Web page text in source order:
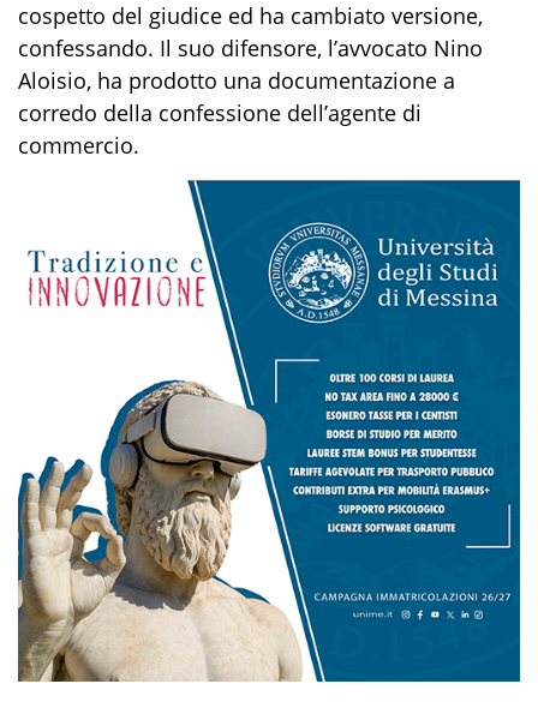
cospetto del giudice ed ha cambiato versione,
confessando. Il suo difensore, l’avvocato Nino
Aloisio, ha prodotto una documentazione a
corredo della confessione dell’agente di
commercio.